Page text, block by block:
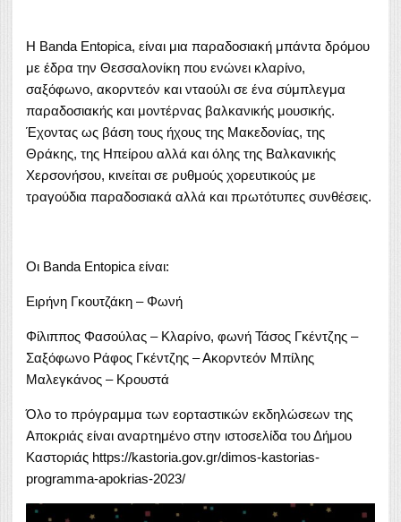
Η Banda Entopica, είναι μια παραδοσιακή μπάντα δρόμου
με έδρα την Θεσσαλονίκη που ενώνει κλαρίνο,
σαξόφωνο, ακορντεόν και νταούλι σε ένα σύμπλεγμα
παραδοσιακής και μοντέρνας βαλκανικής μουσικής.
Έχοντας ως βάση τους ήχους της Μακεδονίας, της
Θράκης, της Ηπείρου αλλά και όλης της Βαλκανικής
Χερσονήσου, κινείται σε ρυθμούς χορευτικούς με
τραγούδια παραδοσιακά αλλά και πρωτότυπες συνθέσεις.
Οι Banda Entopica είναι:
Ειρήνη Γκουτζάκη – Φωνή
Φίλιππος Φασούλας – Κλαρίνο, φωνή Τάσος Γκέντζης –
Σαξόφωνο Ράφος Γκέντζης – Ακορντεόν Μπίλης
Μαλεγκάνος – Κρουστά
Όλο το πρόγραμμα των εορταστικών εκδηλώσεων της
Αποκριάς είναι αναρτημένο στην ιστοσελίδα του Δήμου
Καστοριάς https://kastoria.gov.gr/dimos-kastorias-
programma-apokrias-2023/